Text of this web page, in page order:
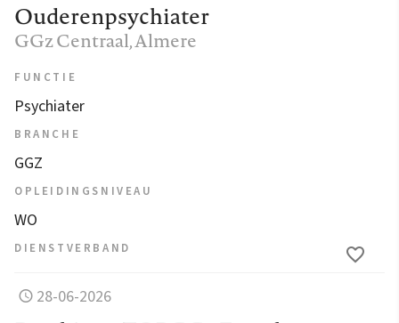
Ouderenpsychiater
GGz Centraal, Almere
FUNCTIE
Psychiater
BRANCHE
GGZ
OPLEIDINGSNIVEAU
WO
DIENSTVERBAND
28-06-2026